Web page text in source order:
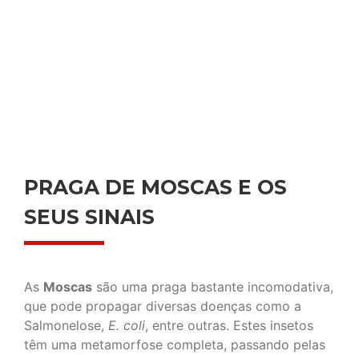
PRAGA DE MOSCAS E OS
SEUS SINAIS
As Moscas são uma praga bastante incomodativa,
que pode propagar diversas doenças como a
Salmonelose, E. coli, entre outras. Estes insetos
têm uma metamorfose completa, passando pelas